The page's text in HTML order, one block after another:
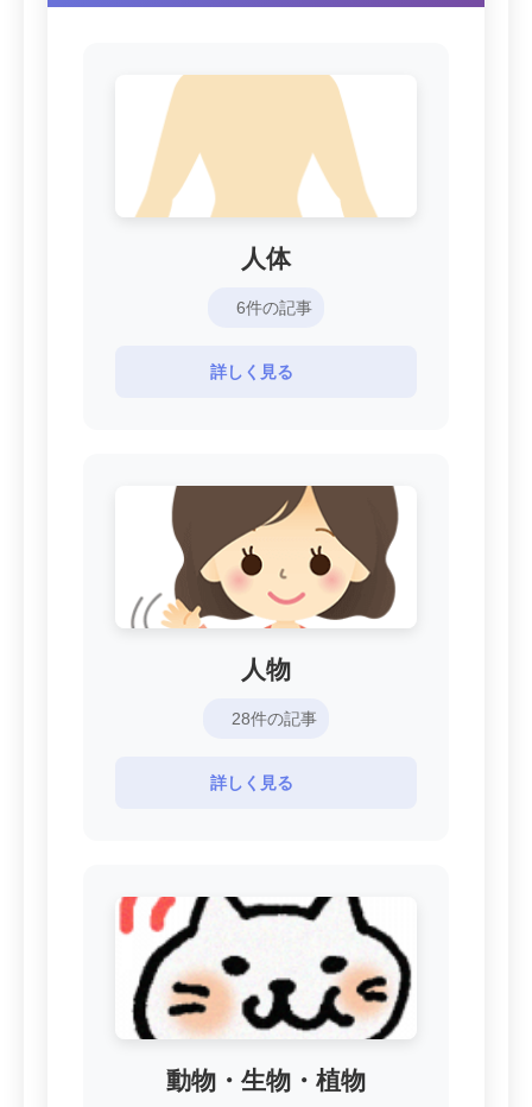
人体
6件の記事
詳しく見る
人物
28件の記事
詳しく見る
動物・生物・植物